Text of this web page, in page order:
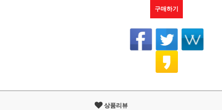
구매하기
상품리뷰